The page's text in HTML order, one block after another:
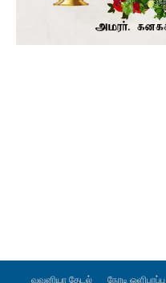
வவுனியா தேடல் நேரடி ஒளிபரப்பு